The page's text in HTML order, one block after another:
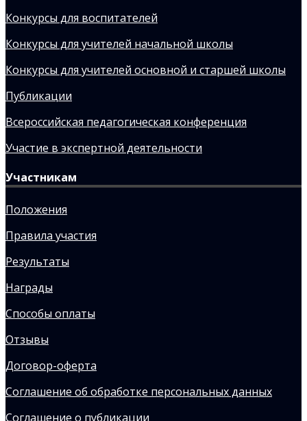
Конкурсы для воспитателей
Конкурсы для учителей начальной школы
Конкурсы для учителей основной и старшей школы
Публикации
Всероссийская педагогическая конференция
Участие в экспертной деятельности
Участникам
Положения
Правила участия
Результаты
Награды
Способы оплаты
Отзывы
Договор-оферта
Соглашение об обработке персональных данных
Соглашение о публикации